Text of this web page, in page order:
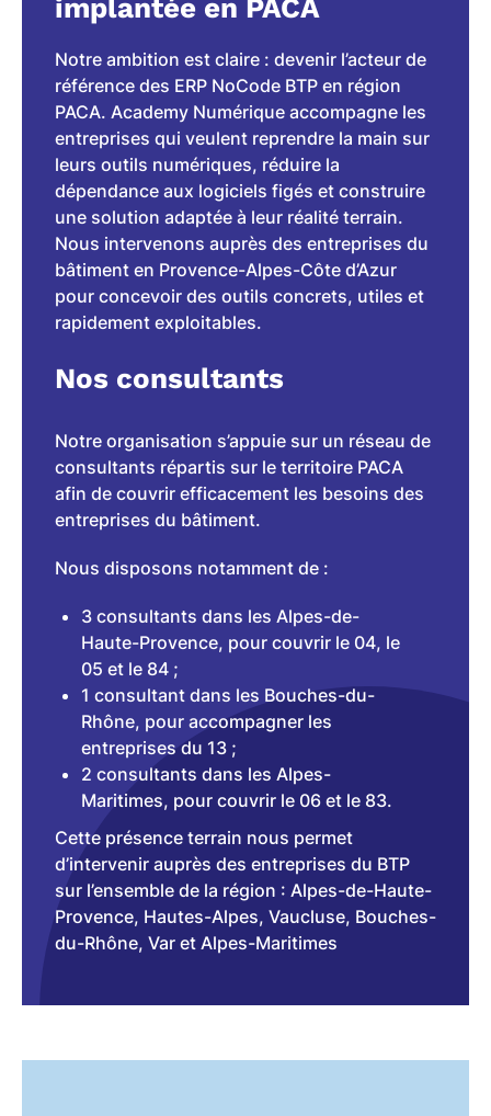
implantée en PACA
Notre ambition est claire : devenir l’acteur de
référence des ERP NoCode BTP en région
PACA. Academy Numérique accompagne les
entreprises qui veulent reprendre la main sur
leurs outils numériques, réduire la
dépendance aux logiciels figés et construire
une solution adaptée à leur réalité terrain.
Nous intervenons auprès des entreprises du
bâtiment en Provence-Alpes-Côte d’Azur
pour concevoir des outils concrets, utiles et
rapidement exploitables.
Nos consultants
Notre organisation s’appuie sur un réseau de
consultants répartis sur le territoire PACA
afin de couvrir efficacement les besoins des
entreprises du bâtiment.
Nous disposons notamment de :
3 consultants dans les Alpes-de-
Haute-Provence, pour couvrir le 04, le
05 et le 84 ;
1 consultant dans les Bouches-du-
Rhône, pour accompagner les
entreprises du 13 ;
2 consultants dans les Alpes-
Maritimes, pour couvrir le 06 et le 83.
Cette présence terrain nous permet
d’intervenir auprès des entreprises du BTP
sur l’ensemble de la région : Alpes-de-Haute-
Provence, Hautes-Alpes, Vaucluse, Bouches-
du-Rhône, Var et Alpes-Maritimes